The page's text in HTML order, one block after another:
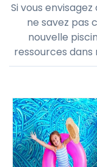
Si vous
ne savez pas
nouvelle
ressources